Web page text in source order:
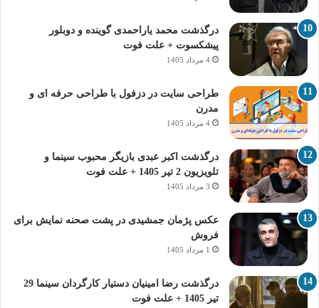
درگذشت محمد یاراحمدی گوینده و دوبلور
پیشکسوت + علت فوت
4 مرداد 1405
طراحی سایت در دزفول با طراحی حرفه‌ ای و
مدرن
4 مرداد 1405
درگذشت اکبر عبدی بازیگر محبوب سینما و
تلویزیون 2 تیر 1405 + علت فوت
3 مرداد 1405
عکس پژمان جمشیدی در پشت صحنه نمایش برای
فروش
1 مرداد 1405
درگذشت رضا امینیان دستیار کارگردان سینما 29
تیر 1405 + علت فوت